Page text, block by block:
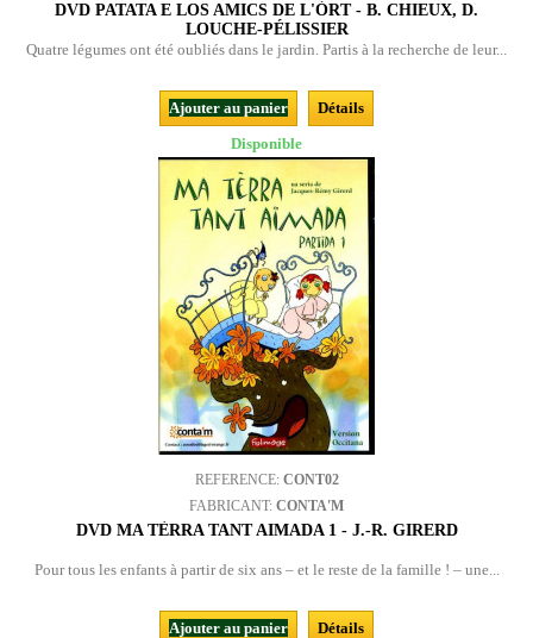
DVD PATATA E LOS AMICS DE L'ÒRT - B. CHIEUX, D.
LOUCHE-PÉLISSIER
Quatre légumes ont été oubliés dans le jardin. Partis à la recherche de leur...
Ajouter au panier
Détails
Disponible
REFERENCE: CONT02
FABRICANT: CONTA'M
DVD MA TÈRRA TANT AIMADA 1 - J.-R. GIRERD
Pour tous les enfants à partir de six ans – et le reste de la famille ! – une...
Ajouter au panier
Détails